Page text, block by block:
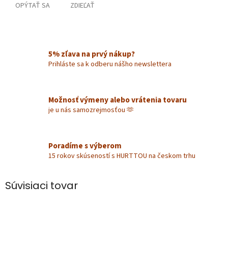
OPÝTAŤ SA ZDIEĽAŤ
5% zľava na prvý nákup?
Prihláste sa k odberu nášho newslettera
Možnosť výmeny alebo vrátenia tovaru
je u nás samozrejmosťou 🫶
Poradíme s výberom
15 rokov skúseností s HURTTOU na českom trhu
Súvisiaci tovar